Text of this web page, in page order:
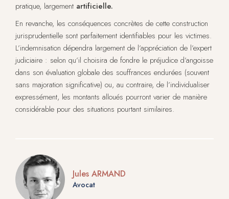
pratique, largement artificielle.
En revanche, les conséquences concrètes de cette construction
jurisprudentielle sont parfaitement identifiables pour les victimes.
L’indemnisation dépendra largement de l’appréciation de l’expert
judiciaire : selon qu’il choisira de fondre le préjudice d’angoisse
dans son évaluation globale des souffrances endurées (souvent
sans majoration significative) ou, au contraire, de l’individualiser
expressément, les montants alloués pourront varier de manière
considérable pour des situations pourtant similaires.
Jules ARMAND
Avocat